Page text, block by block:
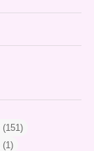
(151)
(1)